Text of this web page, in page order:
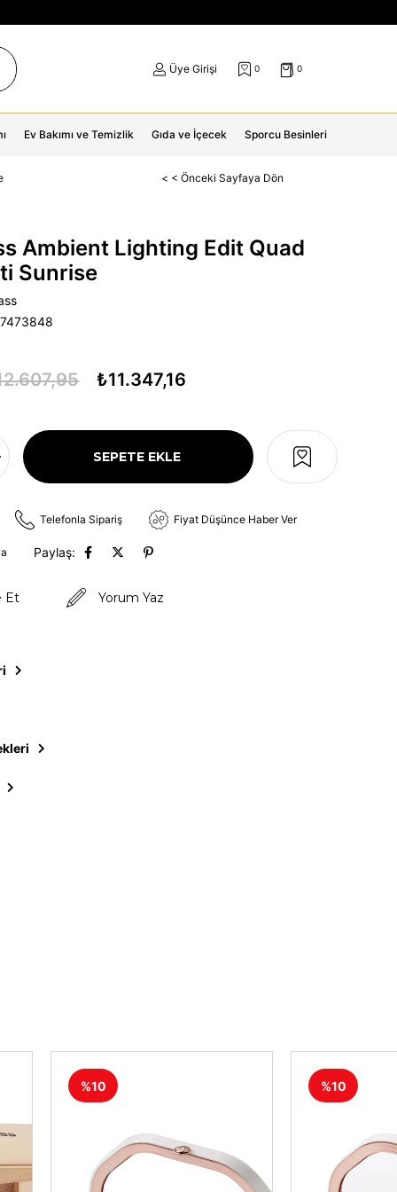
Üye Girişi 0 0
Ev Bakımı ve Temizlik Gıda ve İçecek Sporcu Besinleri
< < Önceki Sayfaya Dön
Ambient Lighting Edit Quad
Sunrise
₺11.347,16
Telefonla Sipariş Fiyat Düşünce Haber Ver
Paylaş:
Et Yorum Yaz
%10 %10